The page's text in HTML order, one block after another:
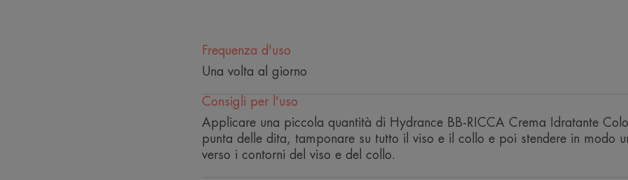
idrata per tutto il giorno, illumina e
naturale. Questo trattamento di
sensibile da secca a molto secca
Frequenza d'uso
Una volta al giorno
Consigli per l'uso
Applicare una piccola quantità di Hydrance BB-RICCA Crema Idratante
punta delle dita, tamponare su tutto il viso e il collo e poi stendere in modo
verso i contorni del viso e del collo.